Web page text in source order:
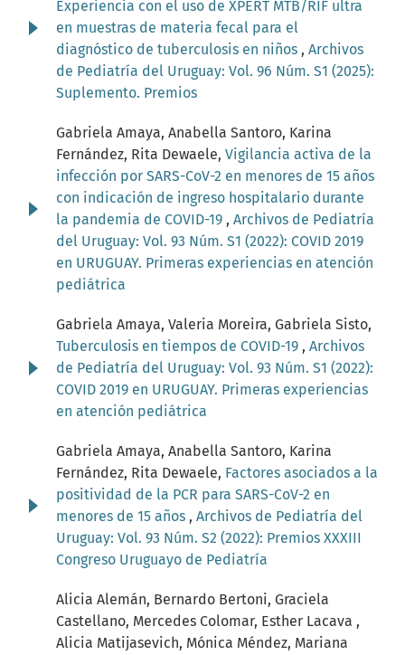
Experiencia con el uso de XPERT MTB/RIF ultra
en muestras de materia fecal para el
diagnóstico de tuberculosis en niños , Archivos
de Pediatría del Uruguay: Vol. 96 Núm. S1 (2025):
Suplemento. Premios
Gabriela Amaya, Anabella Santoro, Karina
Fernández, Rita Dewaele, Vigilancia activa de la
infección por SARS-CoV-2 en menores de 15 años
con indicación de ingreso hospitalario durante
la pandemia de COVID-19 , Archivos de Pediatría
del Uruguay: Vol. 93 Núm. S1 (2022): COVID 2019
en URUGUAY. Primeras experiencias en atención
pediátrica
Gabriela Amaya, Valeria Moreira, Gabriela Sisto,
Tuberculosis en tiempos de COVID-19 , Archivos
de Pediatría del Uruguay: Vol. 93 Núm. S1 (2022):
COVID 2019 en URUGUAY. Primeras experiencias
en atención pediátrica
Gabriela Amaya, Anabella Santoro, Karina
Fernández, Rita Dewaele, Factores asociados a la
positividad de la PCR para SARS-CoV-2 en
menores de 15 años , Archivos de Pediatría del
Uruguay: Vol. 93 Núm. S2 (2022): Premios XXXIII
Congreso Uruguayo de Pediatría
Alicia Alemán, Bernardo Bertoni, Graciela
Castellano, Mercedes Colomar, Esther Lacava ,
Alicia Matijasevich, Mónica Méndez, Mariana